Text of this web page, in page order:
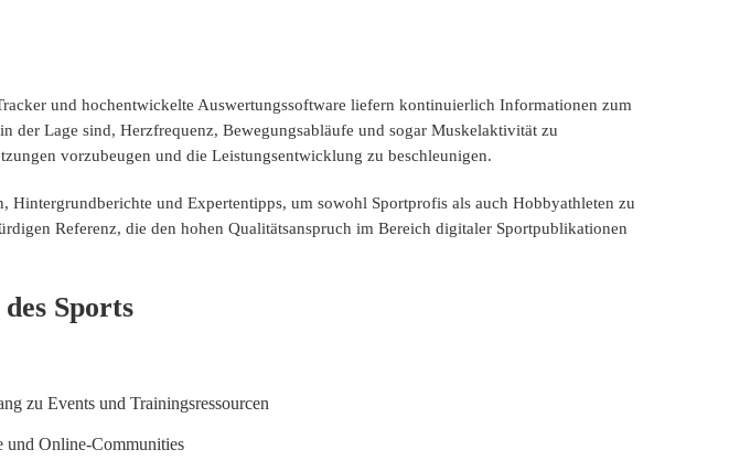
und hochentwickelte Auswertungssoftware liefern kontinuierlich Informationen zum
der Lage sind, Herzfrequenz, Bewegungsabläufe und sogar Muskelaktivität zu
vorzubeugen und die Leistungsentwicklung zu beschleunigen.
Hintergrundberichte und Expertentipps, um sowohl Sportprofis als auch Hobbyathleten zu
Referenz, die den hohen Qualitätsanspruch im Bereich digitaler Sportpublikationen
Sports
zu Events und Trainingsressourcen
und Online-Communities